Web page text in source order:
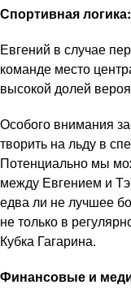
Спортивная
Евгений в случае
команде место
высокой долей
Особого внимания
творить на льду в
Потенциально мы
между Евгением и
едва ли не лучшее
не только в
Кубка Гагарина.
Финансовые и